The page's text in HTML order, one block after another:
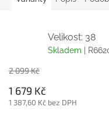
Velikost: 38
Skladem |
2 099 Kč
1 679 Kč
1 387,60 Kč bez DPH